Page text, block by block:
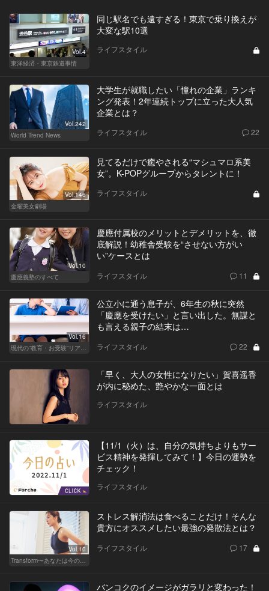
Vol.4
東洋経済・東京鉄道事情
同じ駅名でも遠すぎる！東京で乗り換えが
大変な駅10選
ライフスタイル
Vol.242
World Trend News
大学生が就職したい「憧れの企業」ランキ
ング発表！2年連続トップに立った大人気
企業とは？
ライフスタイル 22
Vol.146
金曜美女劇場
見てるだけで癒やされる“マシュマロ系美
女”。K-POPグループからタレントに！
ライフスタイル
Vol.10
慶應義塾のすべて
慶應付属校のメリットとデメリットを、徹
底解説！幼稚舎受験を“させない方がい
い”ケースとは
ライフスタイル 11
Vol.16
現代の“教育・お受験”リアルドキュメント
公立小に通う息子が、6年生の秋に突然
「慶應を受けたい」と言い出した。無謀と
も言える親子の結末は…
ライフスタイル 22
「早く、大人の女性になりたい」賀喜遥香
が内に秘めた、艶やかな一面とは
ライフスタイル
【11/1（火）は、自分の気持ちよりもサー
ビス精神を発揮してみて！】今日の運勢を
チェック！
ライフスタイル
Vol.10
Transform〜あなたは今の自分に満足してますか？〜
ストレス解消法は食べることだけ！そんな
貴方にオススメしたい最強の発散法とは？
ライフスタイル 17
バンコクのイメージがガラリと変わった！